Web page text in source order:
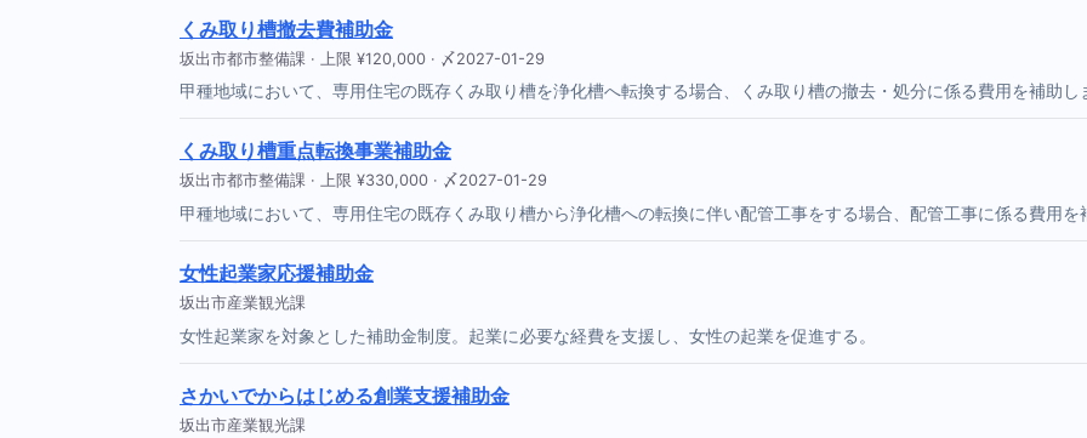
くみ取り槽撤去費補助金
坂出市都市整備課 · 上限 ¥120,000 · 〆2027-01-29
甲種地域において、専用住宅の既存くみ取り槽を浄化槽へ転換する場合、くみ取り槽の撤去・処分に係る費用を補助し
くみ取り槽重点転換事業補助金
坂出市都市整備課 · 上限 ¥330,000 · 〆2027-01-29
甲種地域において、専用住宅の既存くみ取り槽から浄化槽への転換に伴い配管工事をする場合、配管工事に係る費用を
女性起業家応援補助金
坂出市産業観光課
女性起業家を対象とした補助金制度。起業に必要な経費を支援し、女性の起業を促進する。
さかいでからはじめる創業支援補助金
坂出市産業観光課